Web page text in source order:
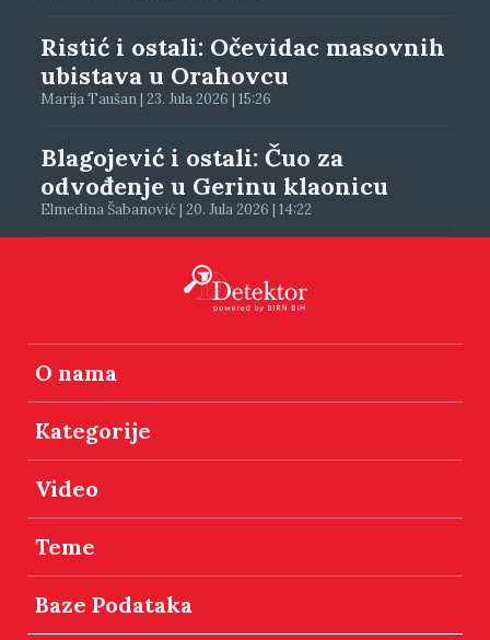
Ristić i ostali: Očevidac masovnih
ubistava u Orahovcu
Marija Taušan | 23. Jula 2026 | 15:26
Blagojević i ostali: Čuo za
odvođenje u Gerinu klaonicu
Elmedina Šabanović | 20. Jula 2026 | 14:22
O nama
Kategorije
Video
Teme
Baze Podataka